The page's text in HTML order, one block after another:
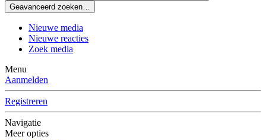
Geavanceerd zoeken…
Nieuwe media
Nieuwe reacties
Zoek media
Menu
Aanmelden
Registreren
Navigatie
Meer opties